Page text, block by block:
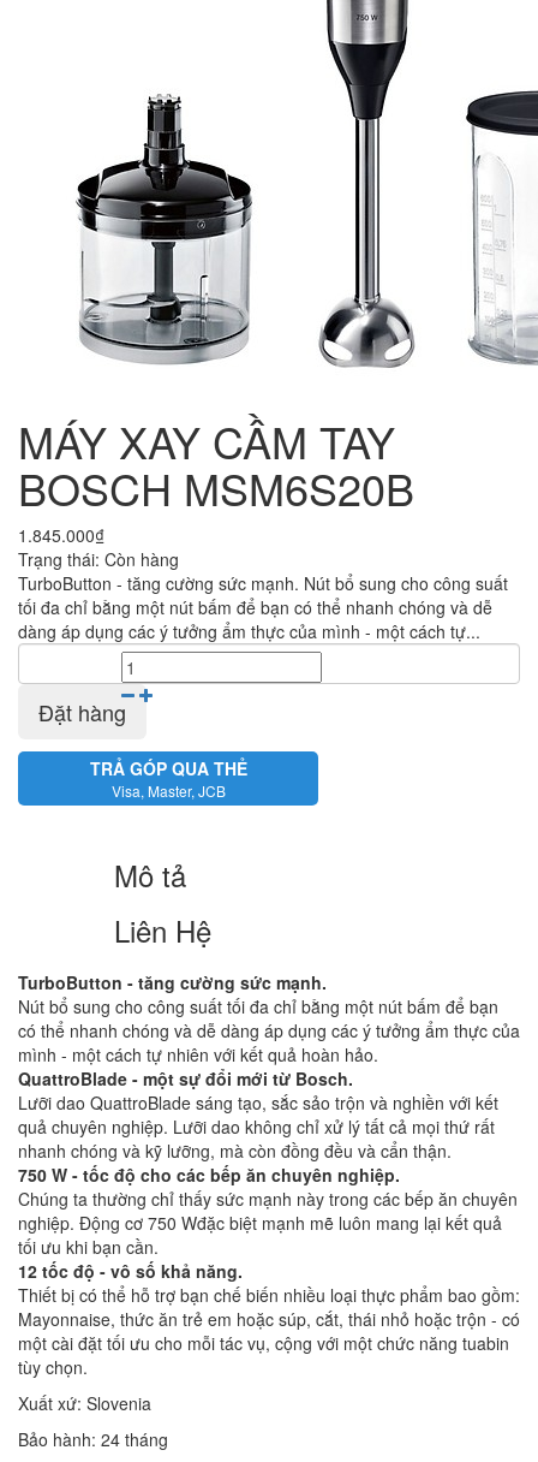
MÁY XAY CẦM TAY
BOSCH MSM6S20B
1.845.000₫
Trạng thái: Còn hàng
TurboButton - tăng cường sức mạnh. Nút bổ sung cho công suất
tối đa chỉ bằng một nút bấm để bạn có thể nhanh chóng và dễ
dàng áp dụng các ý tưởng ẩm thực của mình - một cách tự...
Đặt hàng
TRẢ GÓP QUA THẺ
Visa, Master, JCB
Mô tả
Liên Hệ
TurboButton - tăng cường sức mạnh.
Nút bổ sung cho công suất tối đa chỉ bằng một nút bấm để bạn
có thể nhanh chóng và dễ dàng áp dụng các ý tưởng ẩm thực của
mình - một cách tự nhiên với kết quả hoàn hảo.
QuattroBlade - một sự đổi mới từ Bosch.
Lưỡi dao QuattroBlade sáng tạo, sắc sảo trộn và nghiền với kết
quả chuyên nghiệp. Lưỡi dao không chỉ xử lý tất cả mọi thứ rất
nhanh chóng và kỹ lưỡng, mà còn đồng đều và cẩn thận.
750 W - tốc độ cho các bếp ăn chuyên nghiệp.
Chúng ta thường chỉ thấy sức mạnh này trong các bếp ăn chuyên
nghiệp. Động cơ 750 Wđặc biệt mạnh mẽ luôn mang lại kết quả
tối ưu khi bạn cần.
12 tốc độ - vô số khả năng.
Thiết bị có thể hỗ trợ bạn chế biến nhiều loại thực phẩm bao gồm:
Mayonnaise, thức ăn trẻ em hoặc súp, cắt, thái nhỏ hoặc trộn - có
một cài đặt tối ưu cho mỗi tác vụ, cộng với một chức năng tuabin
tùy chọn.
Xuất xứ: Slovenia
Bảo hành: 24 tháng